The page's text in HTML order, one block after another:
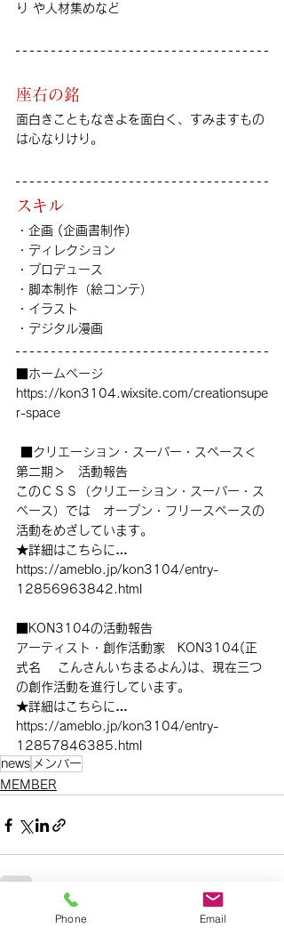
り や人材集めなど
座右の銘
面白きこともなきよを面白く、すみますもの
は心なりけり。
スキル
・企画 (企画書制作)
・ディレクション
・プロデュース
・脚本制作（絵コンテ）
・イラスト
・デジタル漫画
■ホームページ
https://kon3104.wixsite.com/creationsupe
r-space
第二期＞　活動報告
このＣＳＳ（クリエーション・スーパー・ス
ペース）では　オープン・フリースペースの
活動をめざしています。
★詳細はこちらに…
https://ameblo.jp/kon3104/entry-
12856963842.html
■KON3104の活動報告
アーティスト・創作活動家　KON3104(正
式名　 こんさんいちまるよん)は、現在三つ
の創作活動を進行しています。
★詳細はこちらに…
https://ameblo.jp/kon3104/entry-
12857846385.html
news メンバー
MEMBER
関連記事 すべて表示
Phone Email